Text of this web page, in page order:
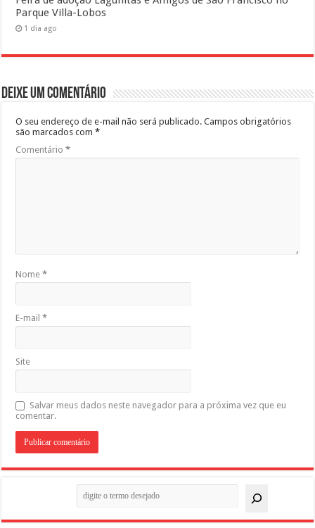
Parque Villa-Lobos
1 dia ago
Deixe um comentário
O seu endereço de e-mail não será publicado. Campos obrigatórios
são marcados com*
Comentário*
Nome*
E-mail*
Site
Salvar meus dados neste navegador para a próxima vez que eu
comentar.